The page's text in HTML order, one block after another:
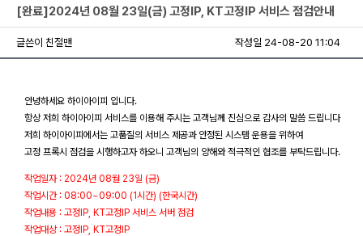
[완료]2024년 08월 23일(금) 고정IP, KT고정IP 서비스 점검안내
글쓴이 친절맨 작성일 24-08-20 11:04
안녕하세요 하이아이피 입니다.
항상 저희 하이아이피 서비스를 이용해 주시는 고객님께 진심으로 감사의 말씀 드립니다
저희 하이아이피에서는 고품질의 서비스 제공과 안정된 시스템 운용을 위하여
고정 프록시 점검을 시행하고자 하오니 고객님의 양해와 적극적인 협조를 부탁드립니다.
작업일자 : 2024년 08월 23일 (금)
작업시간 : 08:00~09:00 (1시간) (한국시간)
작업내용 : 고정IP, KT고정IP 서비스 서버 점검
작업대상 : 고정IP, KT고정IP